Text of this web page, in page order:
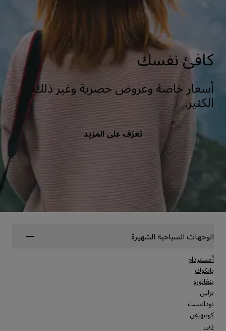
كافئ نفسك
أسعار خاصة وعروض حصرية وغير ذلك
الكثير.
تعرّف على المزيد
الوجهات السياحية الشهيرة
أمستردام
بانكوك
بنغالورو
برلين
بودابست
كوبنهاغن
دبي